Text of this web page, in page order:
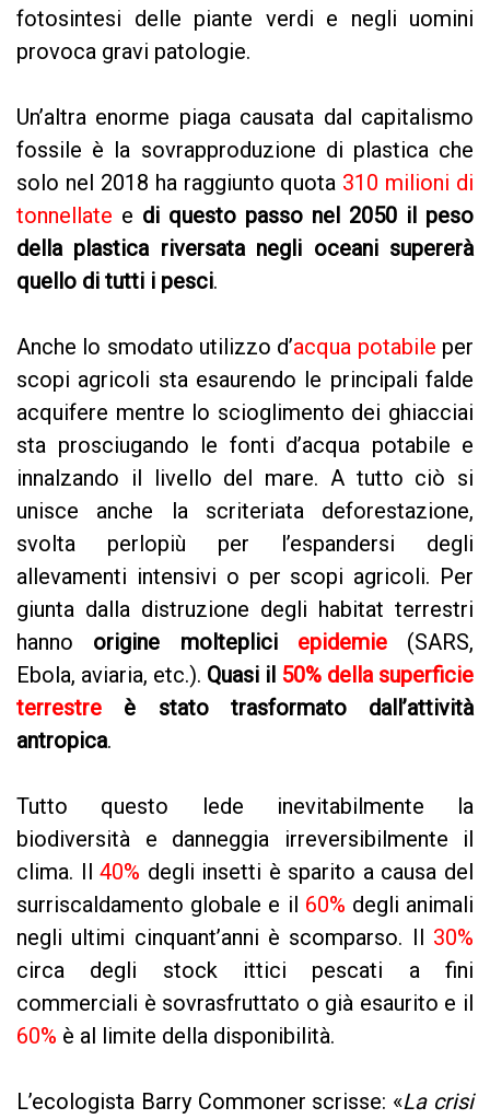
fotosintesi delle piante verdi e negli uomini
provoca gravi patologie.
Un’altra enorme piaga causata dal capitalismo
fossile è la sovrapproduzione di plastica che
solo nel 2018 ha raggiunto quota 310 milioni di
tonnellate e di questo passo nel 2050 il peso
della plastica riversata negli oceani supererà
quello di tutti i pesci.
Anche lo smodato utilizzo d’acqua potabile per
scopi agricoli sta esaurendo le principali falde
acquifere mentre lo scioglimento dei ghiacciai
sta prosciugando le fonti d’acqua potabile e
innalzando il livello del mare. A tutto ciò si
unisce anche la scriteriata deforestazione,
svolta perlopiù per l’espandersi degli
allevamenti intensivi o per scopi agricoli. Per
giunta dalla distruzione degli habitat terrestri
hanno origine molteplici epidemie(SARS,
Ebola, aviaria, etc.). Quasi il 50% della superficie
terrestre è stato trasformato dall’attività
antropica.
Tutto questo lede inevitabilmente la
biodiversità e danneggia irreversibilmente il
clima. Il40% degli insetti è sparito a causa del
surriscaldamento globale e il 60% degli animali
negli ultimi cinquant’anni è scomparso. Il 30%
circa degli stock ittici pescati a fini
commerciali è sovrasfruttato o già esaurito e il
60% è al limite della disponibilità.
L’ecologista Barry Commoner scrisse: «La crisi